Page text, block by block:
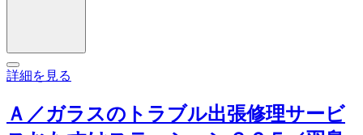
詳細を見る
Ａ／ガラスのトラブル出張修理サービ